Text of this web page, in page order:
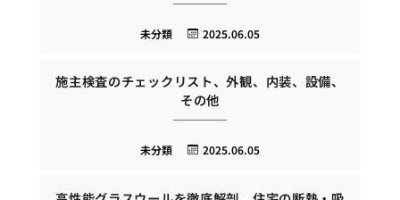
2025.06.05
未分類
施主検査のチェックリスト、外観、内装、設備、
その他
2025.06.05
未分類